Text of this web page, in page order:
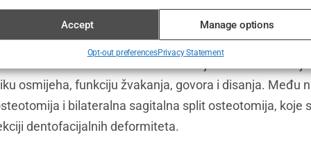
Accept Manage options
Opt-out preferencesPrivacy Statement
kirurgije
različite kirurške tehnike dizajnirane za
osmijeha, funkciju žvakanja, govora i disanja. Među
i bilateralna sagitalna split osteotomija, koje
dentofacijalnih deformiteta.